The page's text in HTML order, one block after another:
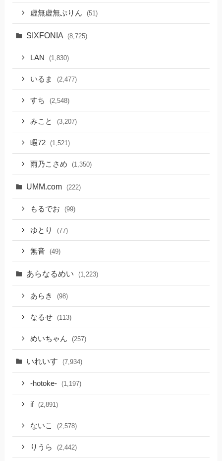
虚無虚無ぷりん (51)
SIXFONIA (8,725)
LAN (1,830)
いるま (2,477)
すち (2,548)
みこと (3,207)
暇72 (1,521)
雨乃こさめ (1,350)
UMM.com (222)
もるでお (99)
ゆとり (77)
無音 (49)
あらなるめい (1,223)
あらき (98)
なるせ (113)
めいちゃん (257)
いれいす (7,934)
-hotoke- (1,197)
if (2,891)
ないこ (2,578)
りうら (2,442)